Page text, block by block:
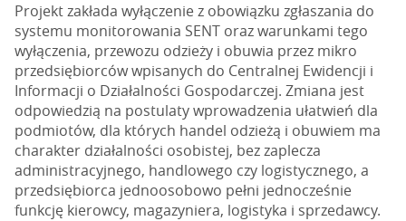
Projekt zakłada wyłączenie z obowiązku zgłaszania do
systemu monitorowania SENT oraz warunkami tego
wyłączenia, przewozu odzieży i obuwia przez mikro
przedsiębiorców wpisanych do Centralnej Ewidencji i
Informacji o Działalności Gospodarczej. Zmiana jest
odpowiedzią na postulaty wprowadzenia ułatwień dla
podmiotów, dla których handel odzieżą i obuwiem ma
charakter działalności osobistej, bez zaplecza
administracyjnego, handlowego czy logistycznego, a
przedsiębiorca jednoosobowo pełni jednocześnie
funkcję kierowcy, magazyniera, logistyka i sprzedawcy.